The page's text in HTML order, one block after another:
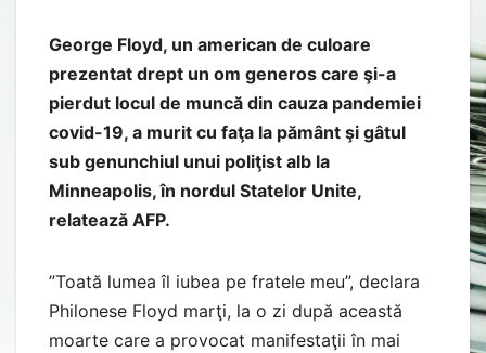
George Floyd, un american de culoare
prezentat drept un om generos care şi-a
pierdut locul de muncă din cauza pandemiei
covid-19, a murit cu faţa la pământ şi gâtul
sub genunchiul unui poliţist alb la
Minneapolis, în nordul Statelor Unite,
relatează AFP.
”Toată lumea îl iubea pe fratele meu”, declara
Philonese Floyd marţi, la o zi după această
moarte care a provocat manifestaţii în mai